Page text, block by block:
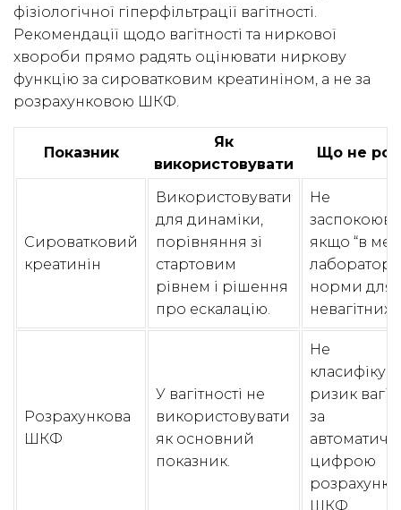
фізіологічної гіперфільтрації вагітності.
Рекомендації щодо вагітності та ниркової
хвороби прямо радять оцінювати ниркову
функцію за сироватковим креатиніном, а не за
розрахунковою ШКФ.
Показник
Як
використовувати
Що не
Сироватковий
креатинін
Використовувати
для динаміки,
порівняння зі
стартовим
рівнем і рішення
про ескалацію.
Не
якщо “в
норми для
невагітних”.
Розрахункова
ШКФ
У вагітності не
використовувати
як основний
показник.
Не
ризик
за
цифрою
ШКФ.